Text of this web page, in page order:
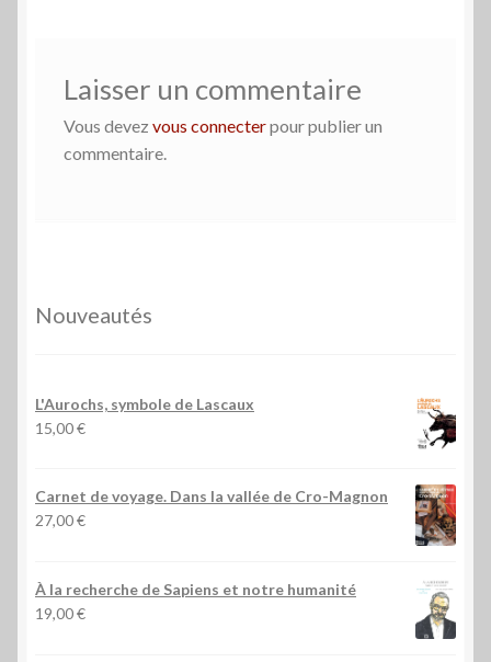
Laisser un commentaire
Vous devez vous connecterpour publier un
commentaire.
Nouveautés
L'Aurochs, symbole de Lascaux
15,00€
Carnet de voyage. Dans la vallée de Cro-Magnon
27,00€
À la recherche de Sapiens et notre humanité
19,00€